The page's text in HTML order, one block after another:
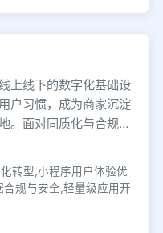
上线下的数字化基础设
户习惯，成为商家沉淀
。面对同质化与合规挑
转型,小程序用户体验优
规与安全,轻量级应用开